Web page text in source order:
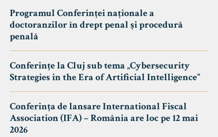
Programul Conferinței naționale a
doctoranzilor în drept penal și procedură
penală
Conferințe la Cluj sub tema „Cybersecurity
Strategies in the Era of Artificial Intelligence”
Conferința de lansare International Fiscal
Association (IFA) – România are loc pe 12 mai
2026